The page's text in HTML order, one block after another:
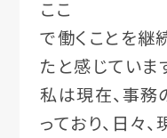
ここ
で働くことを継
たと感じていま
私は現在、事
っており、日々